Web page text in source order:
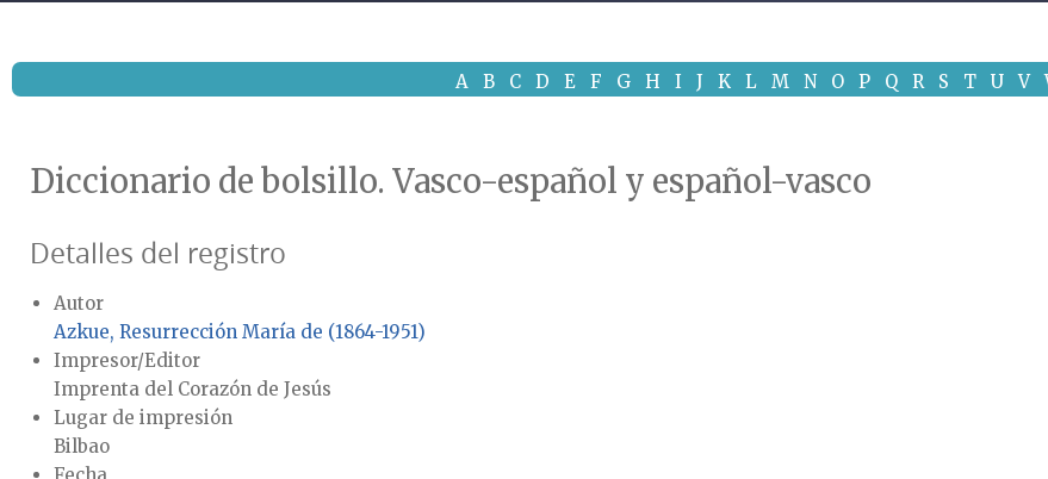
A B C D E F G H I J K L M N O P Q R S T U V
Diccionario de bolsillo. Vasco-español y español-vasco
Detalles del registro
Autor
Azkue, Resurrección María de (1864-1951)
Impresor/Editor
Imprenta del Corazón de Jesús
Lugar de impresión
Bilbao